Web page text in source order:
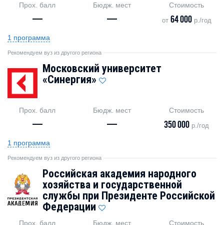
Прох. балл
—
Бюдж. мест
—
Стоимость
от 64 000р./год
1 программа
Рекомендуем вуз из другого региона
Московский университет
«Синергия»
Прох. балл
—
Бюдж. мест
—
Стоимость
350 000 р./год
1 программа
Рекомендуем вуз из другого региона
Российская академия народного
хозяйства и государственной
службы при Президенте Российской
Федерации
Прох. балл Бюдж. мест Стоимость